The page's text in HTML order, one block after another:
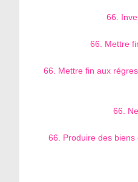
66.
66. Mettre
66. Mettre fin aux
66.
66. Produire des